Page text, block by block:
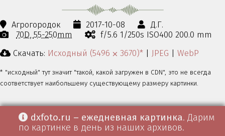
Агрогородок 2017-10-08
Д.Г.
70D 55-250mm
f/5.6 1/250s ISO400 200.0 mm
Скачать: Исходный (5496 ⨉ 3670)* | JPEG | WebP
* "исходный" тут значит "такой, какой загружен в CDN", это не всегда
соответствует наибольшему существующему размеру картинки.
dxfoto.ru – ежедневная картинка. Дарим
по картинке в день из наших архивов.